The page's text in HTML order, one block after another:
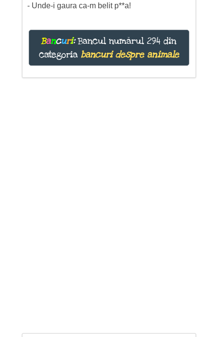
- Unde-i gaura ca-m belit p**a!
Bancuri:Bancul numărul 294 din
categoria bancuri despre animale